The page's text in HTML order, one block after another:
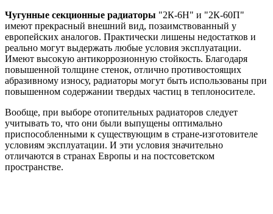
Чугунные секционные радиаторы "2К-6Н" и "2К-60П"
имеют прекрасный внешний вид, позаимствованный у
европейских аналогов. Практически лишены недостатков и
реально могут выдержать любые условия эксплуатации.
Имеют высокую антикоррозионную стойкость. Благодаря
повышенной толщине стенок, отлично противостоящих
абразивному износу, радиаторы могут быть использованы при
повышенном содержании твердых частиц в теплоносителе.
Вообще, при выборе отопительных радиаторов следует
учитывать то, что они были выпущены оптимально
приспособленными к существующим в стране-изготовителе
условиям эксплуатации. И эти условия значительно
отличаются в странах Европы и на постсоветском
пространстве.